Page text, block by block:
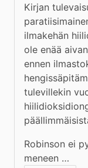
Kirjan
ilmakehän
ole enää
ennen
tulevillekin
Robinson ei
meneen …